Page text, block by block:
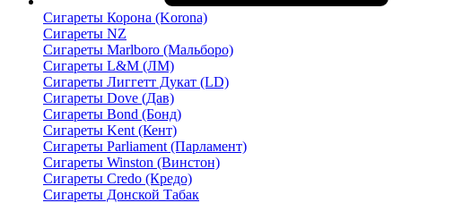
Сигареты Корона (Korona)
Сигареты NZ
Сигареты Marlboro (Мальборо)
Сигареты L&M (ЛМ)
Сигареты Лиггетт Дукат (LD)
Сигареты Dove (Дав)
Сигареты Bond (Бонд)
Сигареты Kent (Кент)
Сигареты Parliament (Парламент)
Сигареты Winston (Винстон)
Сигареты Credo (Кредо)
Сигареты Донской Табак